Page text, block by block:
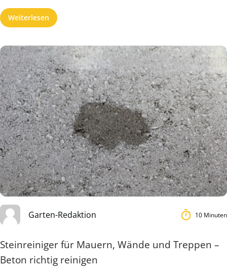
Weiterlesen
Garten-Redaktion 10 Minuten
Steinreiniger für Mauern, Wände und Treppen –
Beton richtig reinigen